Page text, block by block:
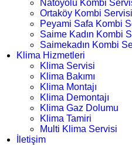
Natoyolu Kombi
Ortaköy Kombi Servisi
Peyami Safa Kombi
Saime Kadın Kombi
Saimekadın Kombi
Klima Hizmetleri
Klima Servisi
Klima Bakımı
Klima Montajı
Klima Demontajı
Klima Gaz Dolumu
Klima Tamiri
Multi Klima Servisi
İletişim